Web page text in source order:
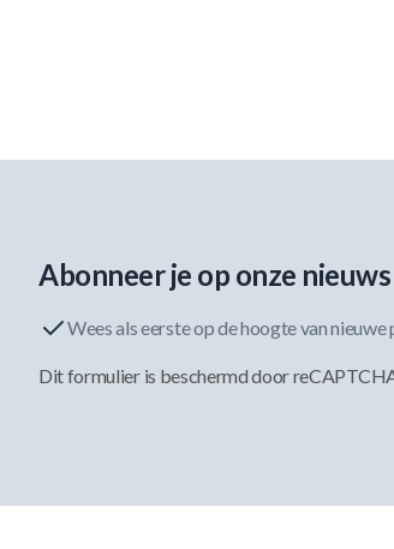
Abonneer je op onze
Wees als eerste op de hoogte van
Dit formulier is beschermd door